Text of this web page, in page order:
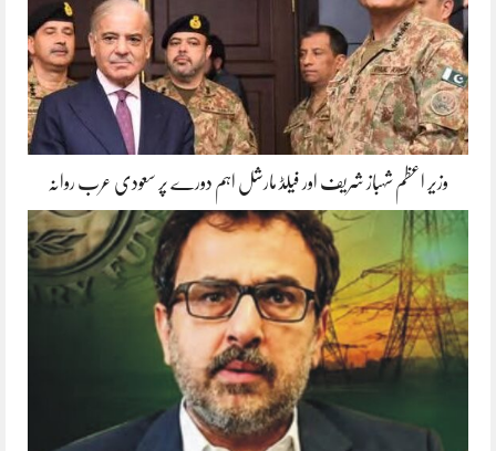
وزیر اعظم شہباز شریف اور فیلڈ مارشل اہم دورے پر سعودی عرب روانہ